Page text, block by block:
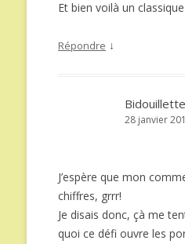
Et bien voilà un
Répondre ↓
28 janvier
J’espère que mon
chiffres, grrr!
Je disais donc, çà me
quoi ce défi ouvre les